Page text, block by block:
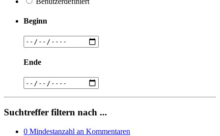
Beginn
Ende
Suchtreffer filtern nach ...
0 Mindestanzahl an Kommentaren